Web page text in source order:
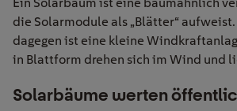
die Solarmodule als „Blätter“
dagegen ist eine kleine
in Blattform drehen sich im Wind und
Solarbäume werten